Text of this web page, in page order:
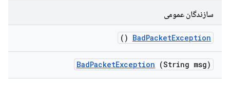
سازندگان عمومی
BadPacketException
()
BadPacketException (String msg)